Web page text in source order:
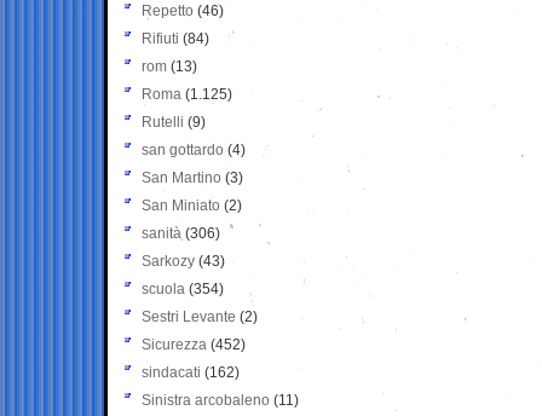
Repetto (46)
Rifiuti (84)
rom (13)
Roma (1.125)
Rutelli (9)
san gottardo (4)
San Martino (3)
San Miniato (2)
sanità (306)
Sarkozy (43)
scuola (354)
Sestri Levante (2)
Sicurezza (452)
sindacati (162)
Sinistra arcobaleno (11)